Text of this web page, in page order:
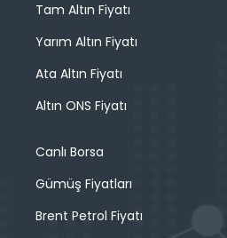
Tam Altın Fiyatı
Yarım Altın Fiyatı
Ata Altın Fiyatı
Altın ONS Fiyatı
Canlı Borsa
Gümüş Fiyatları
Brent Petrol Fiyatı